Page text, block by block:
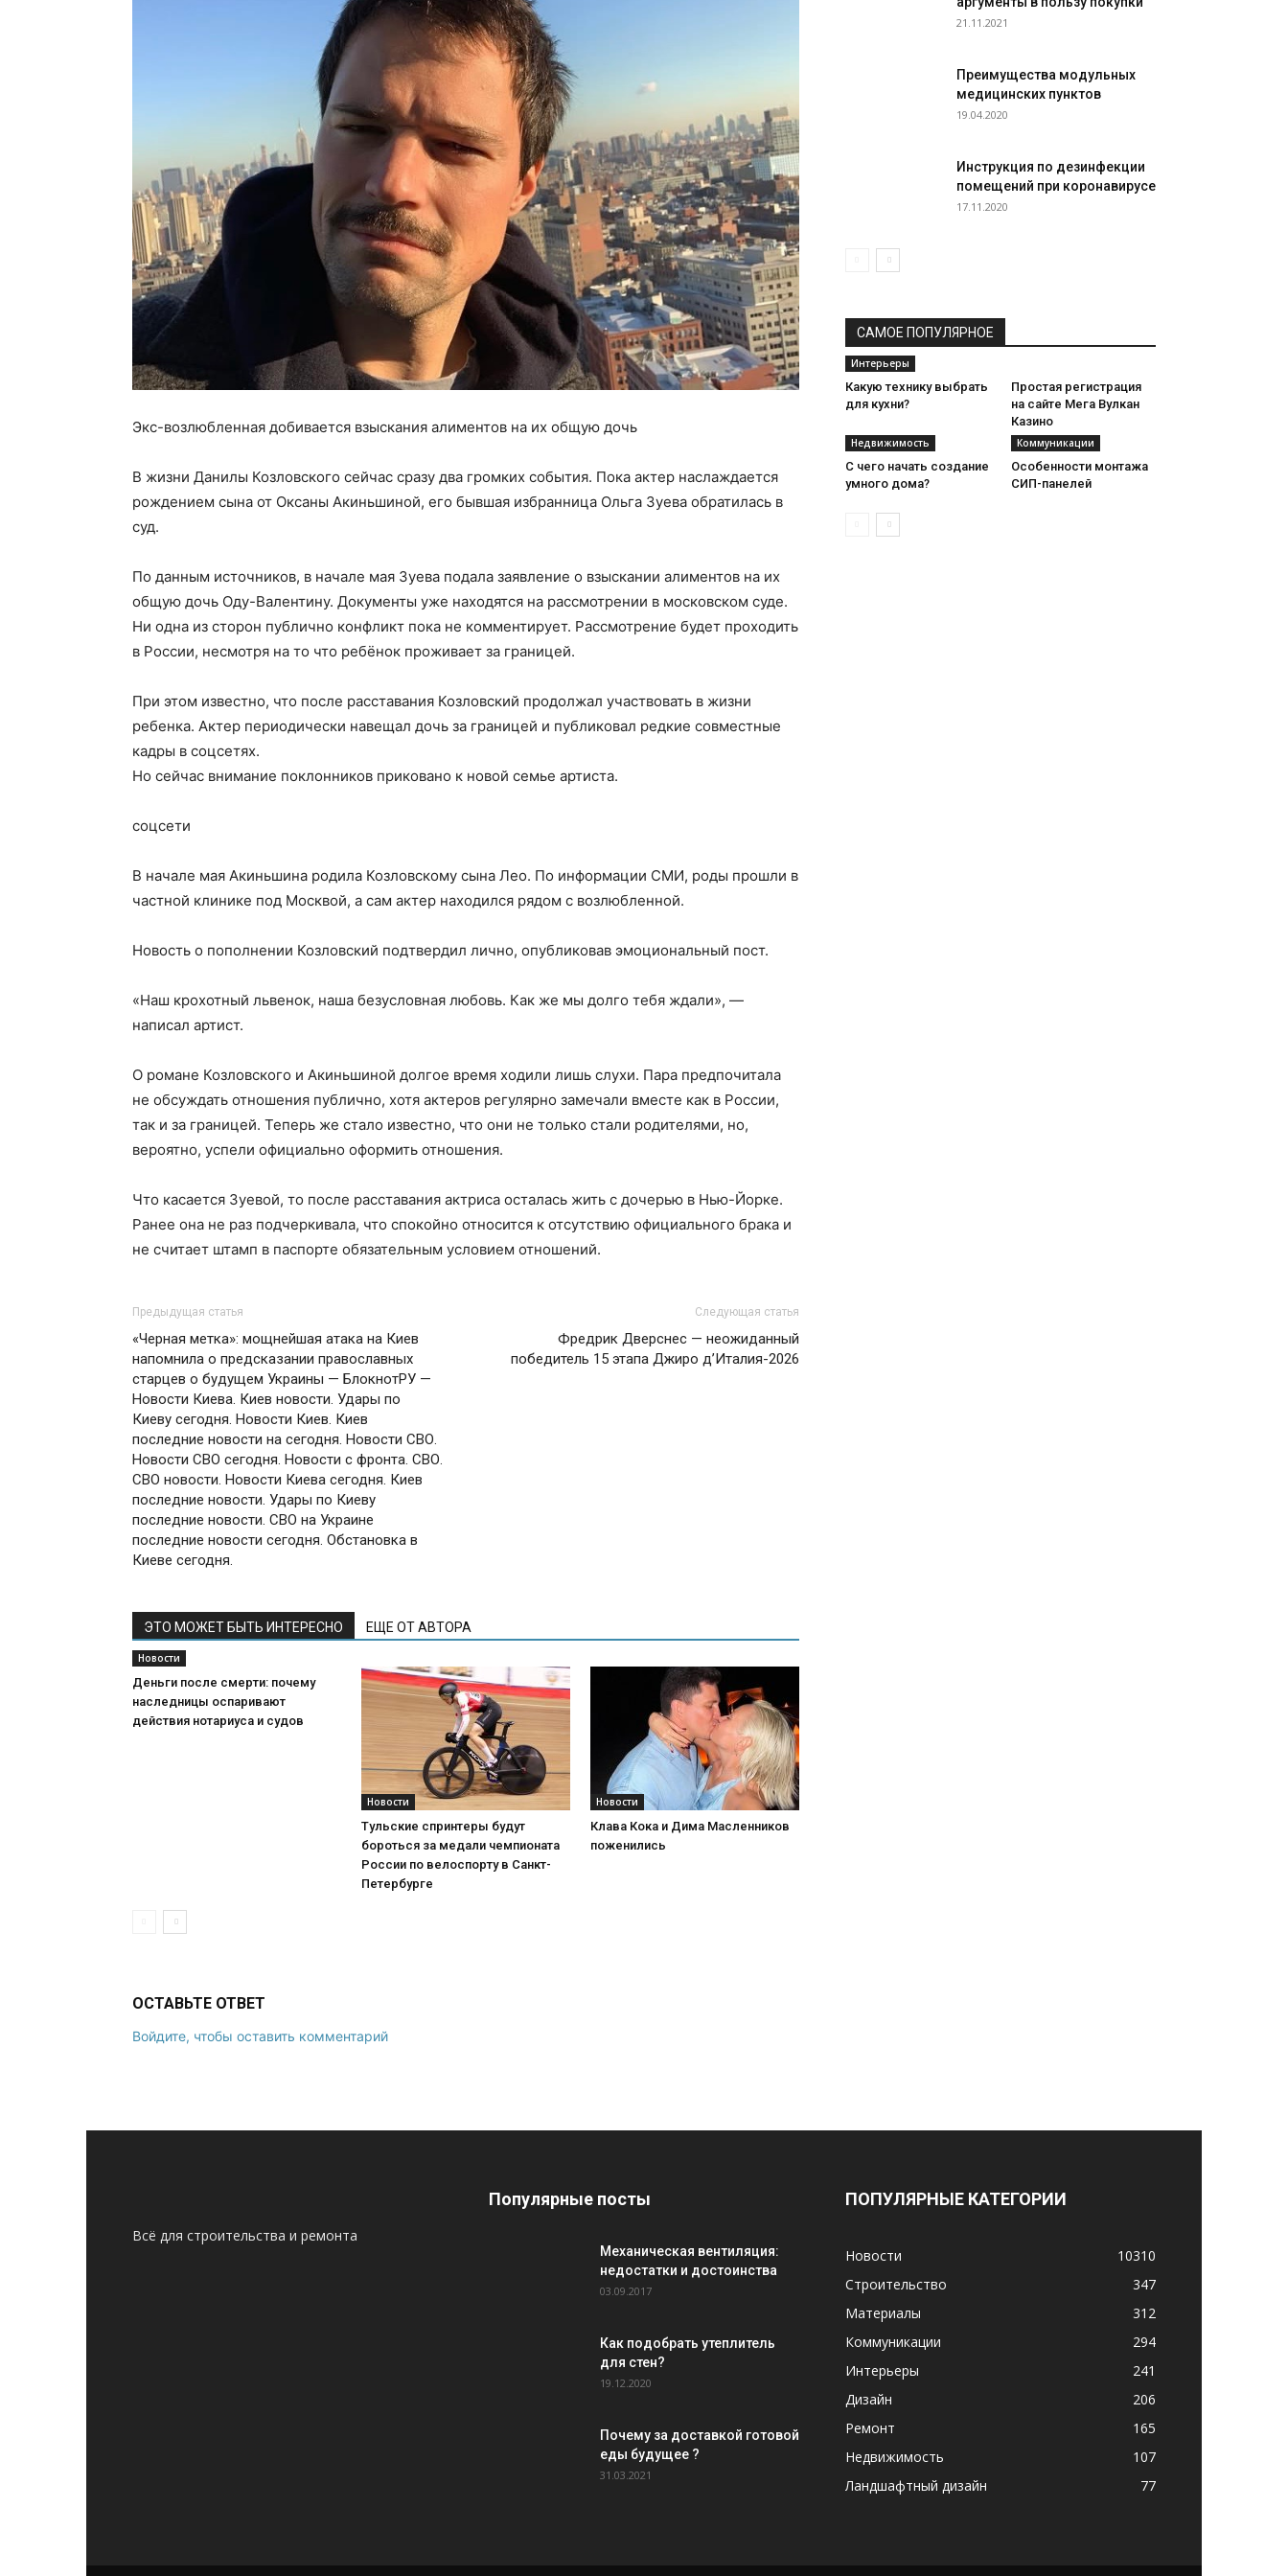
Экс-возлюбленная добивается взыскания алиментов на их общую дочь
В жизни Данилы Козловского сейчас сразу два громких события. Пока актер наслаждается
рождением сына от Оксаны Акиньшиной, его бывшая избранница Ольга Зуева обратилась в
суд.
По данным источников, в начале мая Зуева подала заявление о взыскании алиментов на их
общую дочь Оду-Валентину. Документы уже находятся на рассмотрении в московском суде.
Ни одна из сторон публично конфликт пока не комментирует. Рассмотрение будет проходить
в России, несмотря на то что ребёнок проживает за границей.
При этом известно, что после расставания Козловский продолжал участвовать в жизни
ребенка. Актер периодически навещал дочь за границей и публиковал редкие совместные
кадры в соцсетях.
Но сейчас внимание поклонников приковано к новой семье артиста.
соцсети
В начале мая Акиньшина родила Козловскому сына Лео. По информации СМИ, роды прошли в
частной клинике под Москвой, а сам актер находился рядом с возлюбленной.
Новость о пополнении Козловский подтвердил лично, опубликовав эмоциональный пост.
«Наш крохотный львенок, наша безусловная любовь. Как же мы долго тебя ждали», —
написал артист.
О романе Козловского и Акиньшиной долгое время ходили лишь слухи. Пара предпочитала
не обсуждать отношения публично, хотя актеров регулярно замечали вместе как в России,
так и за границей. Теперь же стало известно, что они не только стали родителями, но,
вероятно, успели официально оформить отношения.
Что касается Зуевой, то после расставания актриса осталась жить с дочерью в Нью-Йорке.
Ранее она не раз подчеркивала, что спокойно относится к отсутствию официального брака и
не считает штамп в паспорте обязательным условием отношений.
Предыдущая статья
«Черная метка»: мощнейшая атака на Киев
напомнила о предсказании православных
старцев о будущем Украины — БлокнотРУ —
Новости Киева. Киев новости. Удары по
Киеву сегодня. Новости Киев. Киев
последние новости на сегодня. Новости СВО.
Новости СВО сегодня. Новости с фронта. СВО.
СВО новости. Новости Киева сегодня. Киев
последние новости. Удары по Киеву
последние новости. СВО на Украине
последние новости сегодня. Обстановка в
Киеве сегодня.
Следующая статья
Фредрик Дверснес — неожиданный
победитель 15 этапа Джиро д’Италия-2026
ЭТО МОЖЕТ БЫТЬ ИНТЕРЕСНО ЕЩЕ ОТ АВТОРА
Новости
Деньги после смерти: почему
наследницы оспаривают
действия нотариуса и судов
Новости
Тульские спринтеры будут
бороться за медали чемпионата
России по велоспорту в Санкт-
Петербурге
Новости
Клава Кока и Дима Масленников
поженились
ОСТАВЬТЕ ОТВЕТ
Войдите, чтобы оставить комментарий
21.11.2021
Преимущества модульных
медицинских пунктов
19.04.2020
Инструкция по дезинфекции
помещений при коронавирусе
17.11.2020
САМОЕ ПОПУЛЯРНОЕ
Интерьеры
Какую технику выбрать
для кухни?
Простая регистрация
на сайте Мега Вулкан
Казино
Недвижимость
С чего начать создание
умного дома?
Коммуникации
Особенности монтажа
СИП-панелей
Всё для строительства и ремонта
Популярные посты
Механическая вентиляция:
недостатки и достоинства
03.09.2017
Как подобрать утеплитель
для стен?
19.12.2020
Почему за доставкой готовой
еды будущее ?
31.03.2021
ПОПУЛЯРНЫЕ КАТЕГОРИИ
Новости
10310
Строительство
347
Материалы
312
Коммуникации
294
Интерьеры
241
Дизайн
206
Ремонт
165
Недвижимость
107
Ландшафтный дизайн
77